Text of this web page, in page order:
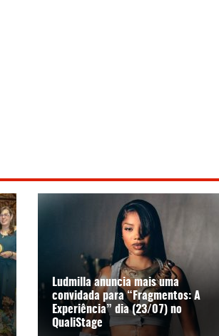
Ludmilla anuncia mais uma
convidada para “Fragmentos: A
Experiência” dia (23/07) no
QualiStage